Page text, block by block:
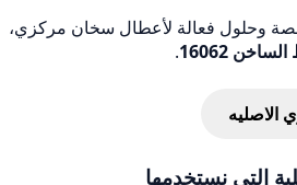
وحلول فعالة لأعطال سخان مركزي،
16062
.
التي نستخدمها